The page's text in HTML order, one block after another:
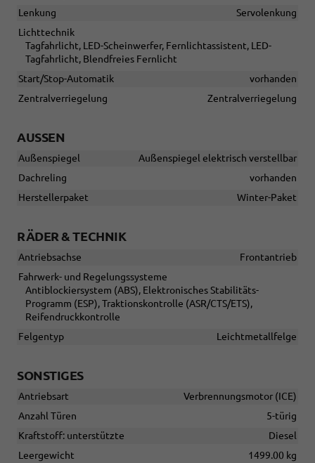
Lenkung
Servolenkung
Lichttechnik
Tagfahrlicht, LED-Scheinwerfer, Fernlichtassistent, LED-
Tagfahrlicht, Blendfreies Fernlicht
Start/Stop-Automatik
vorhanden
Zentralverriegelung
Zentralverriegelung
AUSSEN
Außenspiegel
Außenspiegel elektrisch verstellbar
Dachreling
vorhanden
Herstellerpaket
Winter-Paket
RÄDER & TECHNIK
Antriebsachse
Frontantrieb
Fahrwerk- und Regelungssysteme
Antiblockiersystem (ABS), Elektronisches Stabilitäts-
Programm (ESP), Traktionskontrolle (ASR/CTS/ETS),
Reifendruckkontrolle
Felgentyp
Leichtmetallfelge
SONSTIGES
Antriebsart
Verbrennungsmotor (ICE)
Anzahl Türen
5-türig
Kraftstoff: unterstützte
Diesel
Leergewicht
1499.00 kg